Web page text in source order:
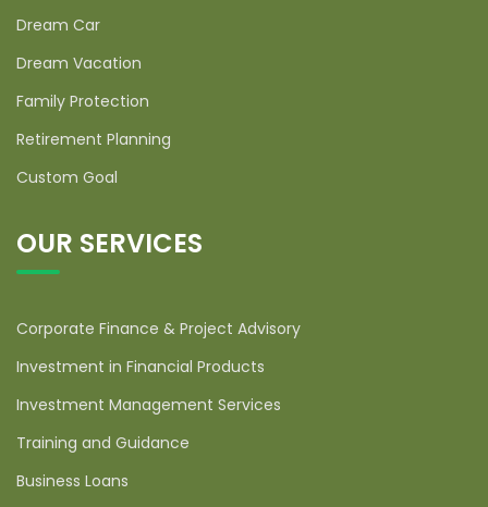
Dream Car
Dream Vacation
Family Protection
Retirement Planning
Custom Goal
OUR SERVICES
Corporate Finance & Project Advisory
Investment in Financial Products
Investment Management Services
Training and Guidance
Business Loans